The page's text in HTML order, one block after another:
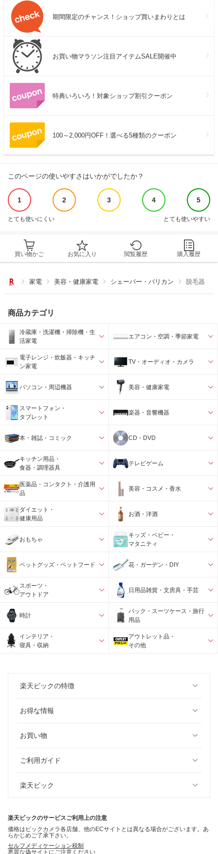
期間限定のチャンス！ショップ買いまわりとは
お買い物マラソン注目アイテムSALE開催中
特典いろいろ！対象ショップ割引クーポン
100～2,000円OFF！選べる5種類のクーポン
このページの使いやすさはいかがでしたか？
1 2 3 4 5
とても使いにくい とても使いやすい
買い物かご お気に入り 閲覧履歴 購入履歴
家電 美容・健康家電 シェーバー・バリカン 脱毛器
商品カテゴリ
冷蔵庫・洗濯機・掃除機・生
活家電
エアコン・空調・季節家電
電子レンジ・炊飯器・キッチ
ン家電
TV・オーディオ・カメラ
パソコン・周辺機器 美容・健康家電
スマートフォン・
タブレット
楽器・音響機器
本・雑誌・コミック CD・DVD
キッチン用品・
食器・調理器具
テレビゲーム
医薬品・コンタクト・介護用
品
美容・コスメ・香水
ダイエット・
健康用品
お酒・洋酒
おもちゃ
キッズ・ベビー・
マタニティ
ペットグッズ・ペットフード 花・ガーデン・DIY
スポーツ・
アウトドア
日用品雑貨・文房具・手芸
時計
バック・スーツケース・旅行
用品
インテリア・
寝具・収納
アウトレット品・
その他
楽天ビックの特徴
お得な情報
お買い物
ご利用ガイド
楽天ビック
楽天ビックのサービスご利用上の注意
価格はビックカメラ各店舗、他のECサイトとは異なる場合がございます。あ
らかじめご了承下さい。
セルフメディケーション税制
悪質な偽サイトにご注意ください